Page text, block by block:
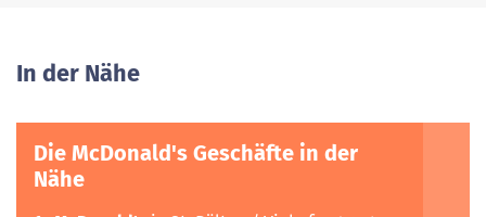
In der Nähe
Die McDonald's Geschäfte in der
Nähe